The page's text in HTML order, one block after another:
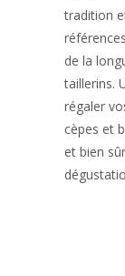
tradition
de la
taillerins.
régaler
cèpes et
et bien